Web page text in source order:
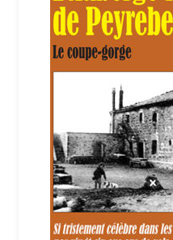
Login Customizer
Newsletter
Politique de
Qui sommes-nous ?
Soutien à Philippe Randa
Suivi de la Commande